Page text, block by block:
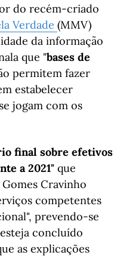
do recém-criado
Verdade (MMV)
da informação
que "bases de
permitem fazer
estabelecer
jogam com os
final sobre efetivos
a 2021" que
Cravinho
competentes
prevendo-se
concluído
as explicações